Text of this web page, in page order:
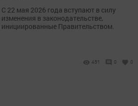
С 22 мая 2026 года вступают в силу
изменения в законодательстве,
инициированные Правительством.
451 0 0